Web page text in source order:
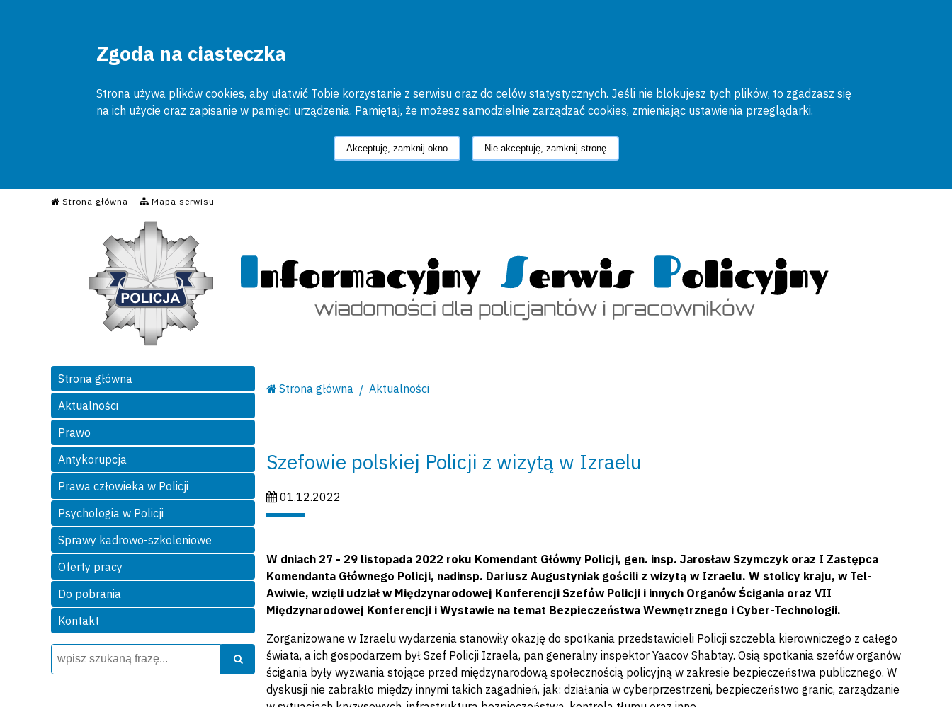
Zgoda na ciasteczka
Strona używa plików cookies, aby ułatwić Tobie korzystanie z serwisu oraz do celów statystycznych. Jeśli nie blokujesz tych plików, to zgadzasz się
na ich użycie oraz zapisanie w pamięci urządzenia. Pamiętaj, że możesz samodzielnie zarządzać cookies, zmieniając ustawienia przeglądarki.
Akceptuję, zamknij okno Nie akceptuję, zamknij stronę
Strona główna Mapa serwisu
Informacyjny Serwis Policyjny
Strona główna
Aktualności
Prawo
Antykorupcja
Prawa człowieka w Policji
Psychologia w Policji
Sprawy kadrowo-szkoleniowe
Oferty pracy
Do pobrania
Kontakt
Wyszukiwarka
Szukaj Szukaj
Strona główna Aktualności
Szefowie polskiej Policji z wizytą w Izraelu
Data publikacji:
01.12.2022
W dniach 27 - 29 listopada 2022 roku Komendant Główny Policji, gen. insp. Jarosław Szymczyk oraz I Zastępca
Komendanta Głównego Policji, nadinsp. Dariusz Augustyniak gościli z wizytą w Izraelu. W stolicy kraju, w Tel-
Awiwie, wzięli udział w Międzynarodowej Konferencji Szefów Policji i innych Organów Ścigania oraz VII
Międzynarodowej Konferencji i Wystawie na temat Bezpieczeństwa Wewnętrznego i Cyber-Technologii.
Zorganizowane w Izraelu wydarzenia stanowiły okazję do spotkania przedstawicieli Policji szczebla kierowniczego z całego
świata, a ich gospodarzem był Szef Policji Izraela, pan generalny inspektor Yaacov Shabtay. Osią spotkania szefów organów
ścigania były wyzwania stojące przed międzynarodową społecznością policyjną w zakresie bezpieczeństwa publicznego. W
dyskusji nie zabrakło między innymi takich zagadnień, jak: działania w cyberprzestrzeni, bezpieczeństwo granic, zarządzanie